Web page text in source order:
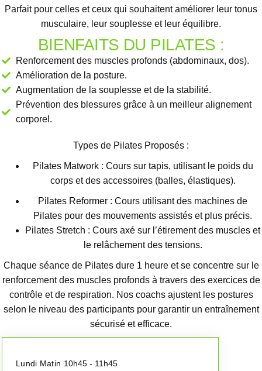
Parfait pour celles et ceux qui souhaitent améliorer leur tonus
musculaire, leur souplesse et leur équilibre.
BIENFAITS DU PILATES :
Renforcement des muscles profonds (abdominaux, dos).
Amélioration de la posture.
Augmentation de la souplesse et de la stabilité.
Prévention des blessures grâce à un meilleur alignement
corporel.
Types de Pilates Proposés :
Pilates Matwork : Cours sur tapis, utilisant le poids du
corps et des accessoires (balles, élastiques).
Pilates Reformer : Cours utilisant des machines de
Pilates pour des mouvements assistés et plus précis.
Pilates Stretch : Cours axé sur l’étirement des muscles et
le relâchement des tensions.
Chaque séance de Pilates dure 1 heure et se concentre sur le
renforcement des muscles profonds à travers des exercices de
contrôle et de respiration. Nos coachs ajustent les postures
selon le niveau des participants pour garantir un entraînement
sécurisé et efficace.
Lundi Matin 10h45 - 11h45